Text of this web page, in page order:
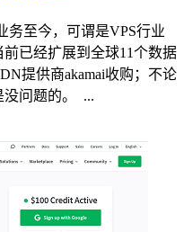
务至今，可谓是VPS行业
已经扩展到全球11个数据
提供商akamai收购；不论
没问题的。 ...